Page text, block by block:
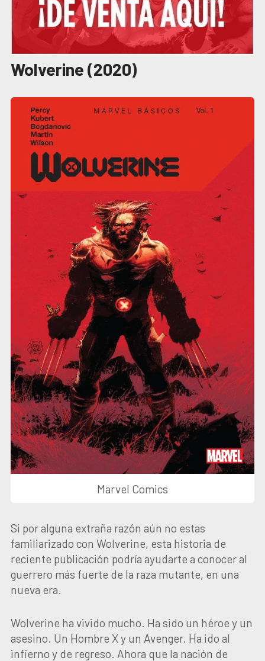
Wolverine (2020)
Marvel Comics
Si por alguna extraña razón aún no estas
familiarizado con Wolverine, esta historia de
reciente publicación podría ayudarte a conocer al
guerrero más fuerte de la raza mutante, en una
nueva era.
Wolverine ha vivido mucho. Ha sido un héroe y un
asesino. Un Hombre X y un Avenger. Ha ido al
infierno y de regreso. Ahora que la nación de